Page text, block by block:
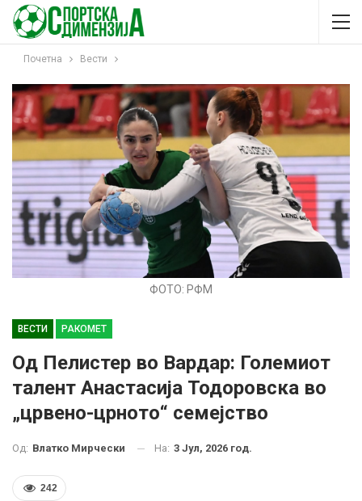
Почетна Вести
ФОТО: РФМ
ВЕСТИ РАКОМЕТ
Од Пелистер во Вардар: Големиот
талент Анастасија Тодоровска во
„црвено-црното“ семејство
Од: Влатко Мирчески На: 3 Јул, 2026 год.
242